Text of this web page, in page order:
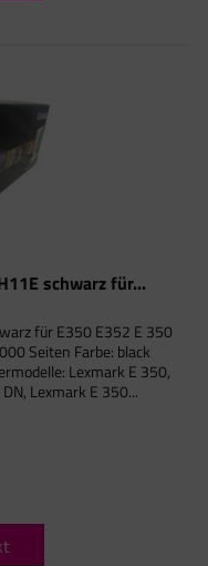
schwarz für...
für E350 E352 E 350
Seiten Farbe: black
Lexmark E 350,
Lexmark E 350...